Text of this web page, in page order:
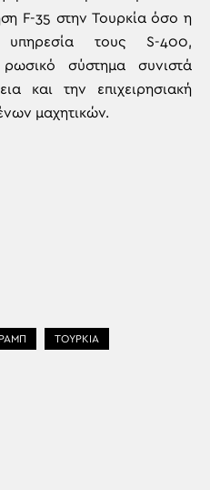
F-35 στην Τουρκία όσο η
τους S-400,
σύστημα συνιστά
και την επιχειρησιακή
μαχητικών.
ΤΟΥΡΚΙΑ